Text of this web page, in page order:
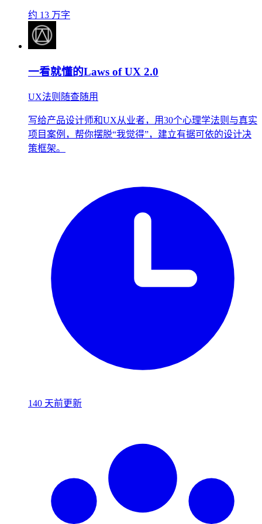
约 13 万字
一看就懂的Laws of UX 2.0
UX法则随查随用
写给产品设计师和UX从业者，用30个心理学法则与真实
项目案例，帮你摆脱“我觉得”，建立有据可依的设计决
策框架。
140 天前更新